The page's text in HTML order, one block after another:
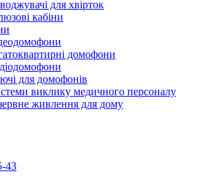
для хвірток
кабіни
домофони
для домофонів
виклику медичного персоналу
живлення для дому
43